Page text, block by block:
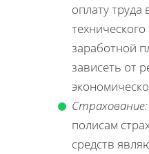
оплату труда
заработной
зависеть от
Страхование:
полисам
средств